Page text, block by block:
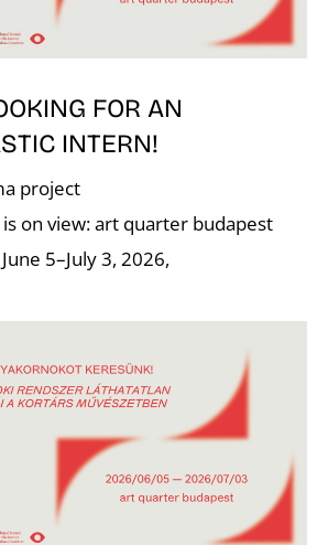
FOR AN
INTERN!
project
on view: art quarter budapest
5–July 3, 2026,